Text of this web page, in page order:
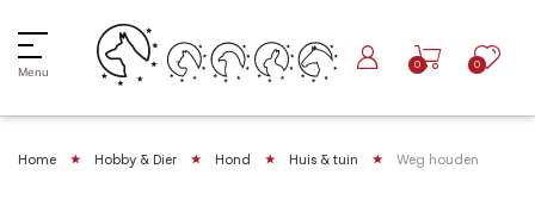
Menu
0 0
Home Hobby & Dier Hond Huis & tuin Weg houden